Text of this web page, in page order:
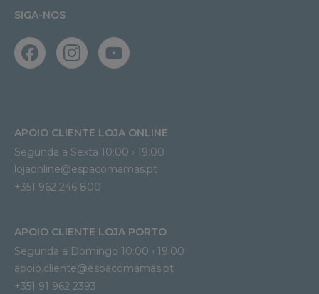
SIGA-NOS
APOIO CLIENTE LOJA ONLINE
Segunda a Sexta 10:00 › 19:00
lojaonline@espacomamas.pt
+351 962 246 800
APOIO CLIENTE LOJA PORTO
Segunda a Domingo 10:00 › 19:00
apoio.cliente@espacomamas.pt
+351 91 962 2393